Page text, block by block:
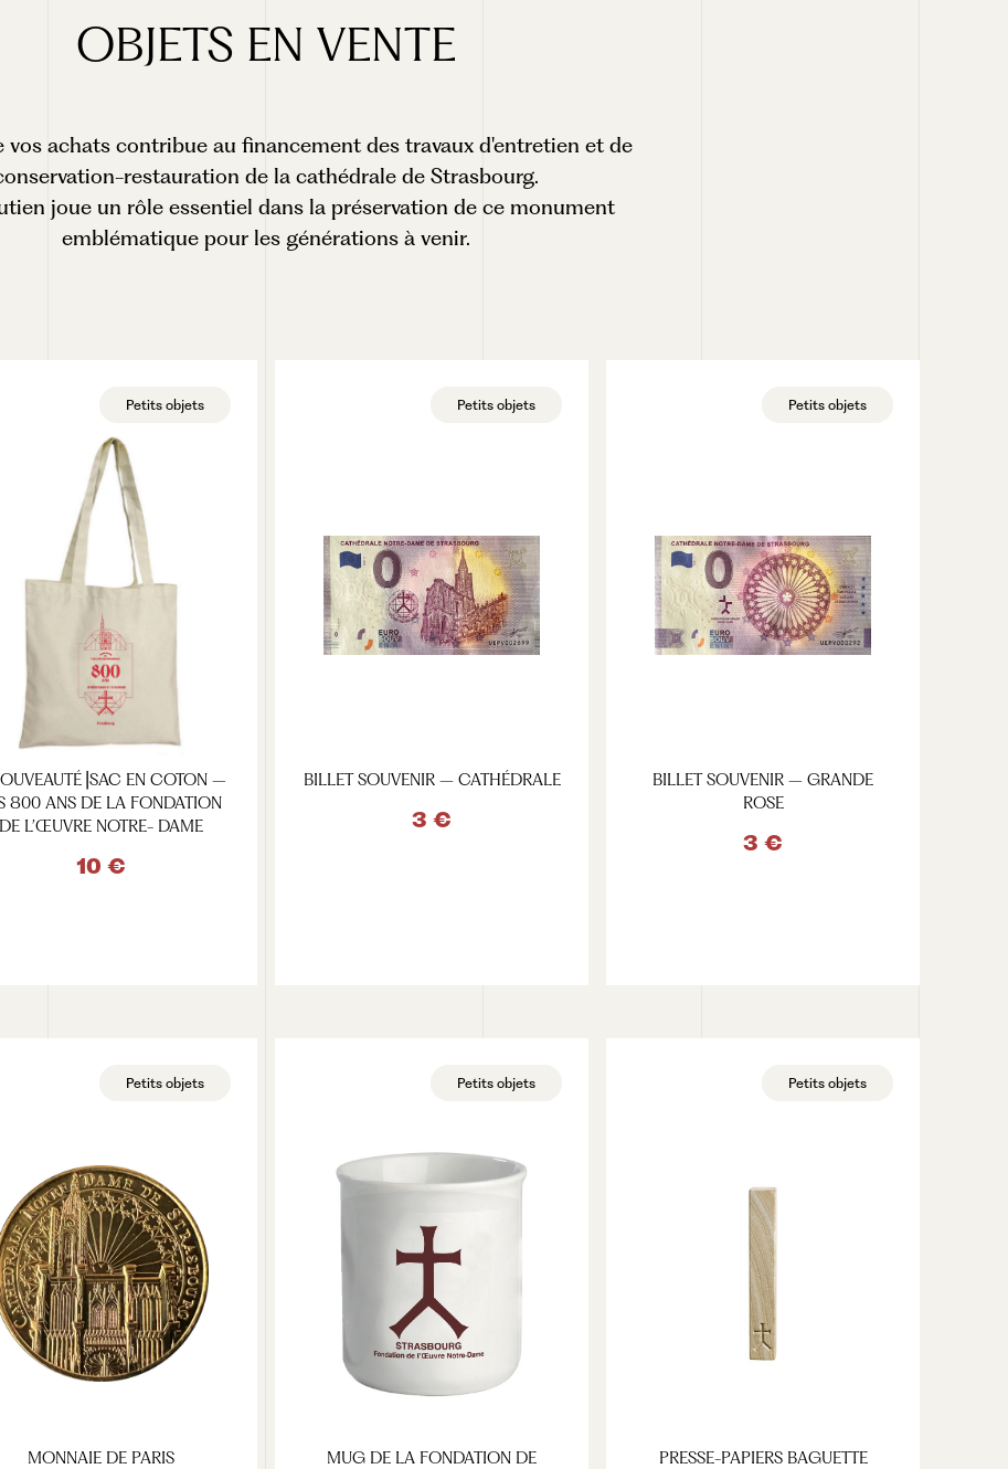
OBJETS EN VENTE
vos achats contribue au financement des travaux d'entretien et de
restauration de la cathédrale de Strasbourg.
joue un rôle essentiel dans la préservation de ce monument
emblématique pour les générations à venir.
Petits objets
EN COTON –
800 ANS DE LA FONDATION
DE L’ŒUVRE NOTRE- DAME
10 €
Petits objets
BILLET SOUVENIR – CATHÉDRALE
3 €
Petits objets
BILLET SOUVENIR – GRANDE
ROSE
3 €
Petits objets
MONNAIE DE PARIS
Petits objets
MUG DE LA FONDATION DE
Petits objets
PRESSE-PAPIERS BAGUETTE